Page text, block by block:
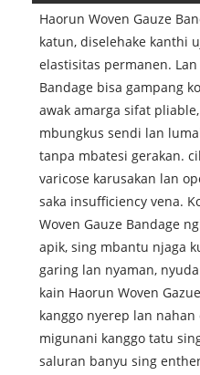
Haorun Woven Gauze
katun, diselehake kanthi
elastisitas permanen.
Bandage bisa gampang
awak amarga sifat
mbungkus sendi lan
tanpa mbatesi gerakan.
varicose karusakan lan
saka insufficiency vena.
Woven Gauze Bandage
apik, sing mbantu njaga
garing lan nyaman,
kain Haorun Woven
kanggo nyerep lan nahan
migunani kanggo tatu
saluran banyu sing